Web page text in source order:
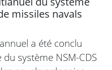
missiles navals
a été conclu
système NSM-CDS